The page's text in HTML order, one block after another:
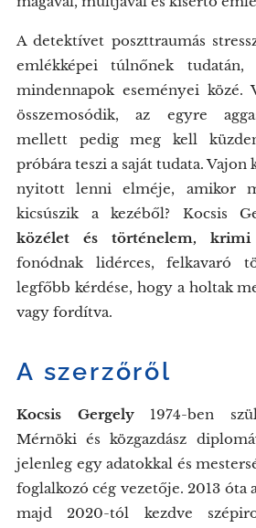
A detektívet poszttraumás
emlékképei túlnőnek
mindennapok eseményei közé.
összemosódik, az egyre
mellett pedig meg kell
próbára teszi a saját tudata. Vajon
nyitott lenni elméje, amikor
kicsúszik a kezéből? Kocsis
közélet és történelem,
fonódnak lidérces, felkavaró
legfőbb kérdése, hogy a holtak
vagy fordítva.
A szerzőről
Kocsis Gergely1974-ben
Mérnöki és közgazdász
jelenleg egy adatokkal és
foglalkozó cég vezetője. 2013 óta
majd 2020-tól kezdve